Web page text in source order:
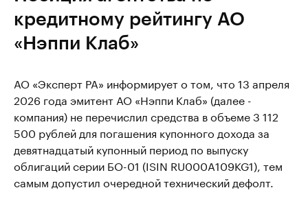
кредитному рейтингу АО
«Нэппи Клаб»
АО «Эксперт РА» информирует о том, что 13 апреля
2026 года эмитент АО «Нэппи Клаб» (далее -
компания) не перечислил средства в объеме 3 112
500 рублей для погашения купонного дохода за
девятнадцатый купонный период по выпуску
облигаций серии БО-01 (ISIN RU000A109KG1), тем
самым допустил очередной технический дефолт.